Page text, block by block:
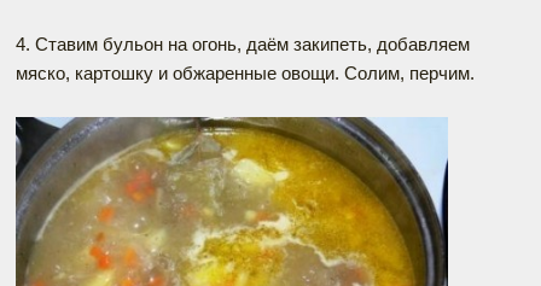
4. Ставим бульон на огонь, даём закипеть, добавляем
мяско, картошку и обжаренные овощи. Солим, перчим.